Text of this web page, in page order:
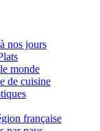
nos jours
monde
de cuisine
française